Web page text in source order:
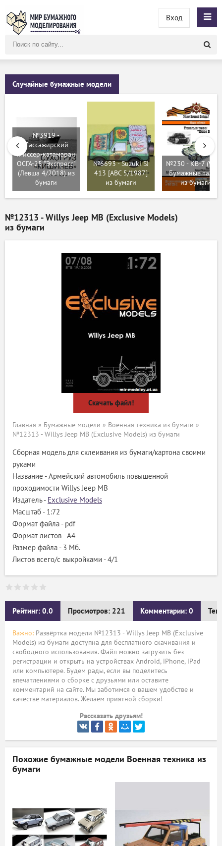
сайту
Вход
Случайные бумажные модели
№3919 -
Пассажирский
глиссер-катамаран
ОСГА-25 "Экспресс"
(Левша 4/2018) из
бумаги
№6693 - Suzuki SJ
413 [ABC 5/1987]
из бумаги
№230 - КВ-7
Бумажные танки)
из бумаги
№12313 - Willys Jeep MB (Exclusive Models)
из бумаги
Скачать файл!
Главная » Бумажные модели » Военная техника из бумаги »
№12313 - Willys Jeep MB (Exclusive Models) из бумаги
Сборная модель для склеивания из бумаги/картона своими
руками
Название - Армейский автомобиль повышенной
проходимости Willys Jeep MB
Издатель - Exclusive Models
Масштаб - 1:72
Формат файла - pdf
Формат листов - A4
Размер файла - 3 Мб.
Листов всего/с выкройками - 4/1
Рейтинг: 0.0 Просмотров: 221 Комментарии: 0
Важно: Развёртка модели №12313 - Willys Jeep MB (Exclusive
Models) из бумаги доступна для бесплатного скачивания и
свободного использования. Файл можно загрузить без
регистрации и открыть на устройствах Android, iPhone, iPad
или компьютере. Будем рады, если вы поделитесь
впечатлениями о сборке с друзьями или оставите
комментарий на сайте. Мы заботимся о вашем удобстве и
качестве материалов. Желаем приятной сборки!
Рассказать друзьям!
Похожие бумажные модели Военная техника из
бумаги